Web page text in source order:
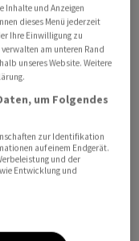
hatte Mitte
Inhalte und Anzeigen
dieses Menü jederzeit
Ihre Einwilligung zu
am unteren Rand
unseres Website. Weitere
um Folgendes
zur Identifikation
auf einem Endgerät.
und der
Entwicklung und